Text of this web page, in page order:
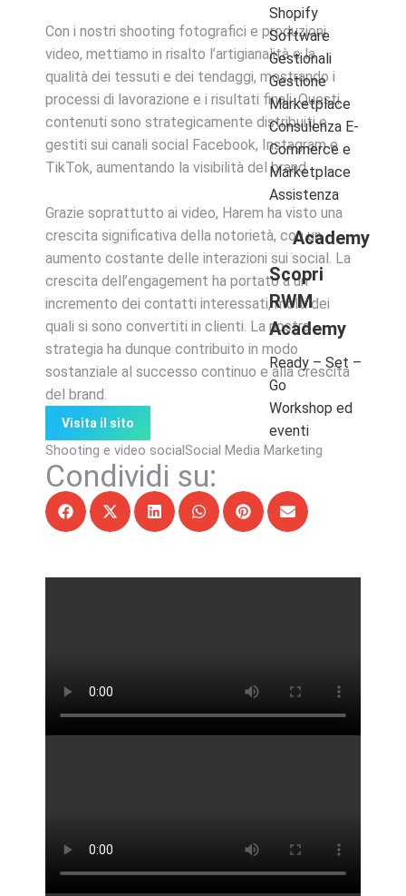
Shopify
Software
Gestionali
Gestione
Marketplace
Consulenza E-
Commerce e
Marketplace
Assistenza
Academy
Scopri
RWM
Academy
Ready – Set –
Go
Workshop ed
eventi
Con i nostri shooting fotografici e produzioni
video, mettiamo in risalto l’artigianalità e la
qualità dei tessuti e dei tendaggi, mostrando i
processi di lavorazione e i risultati finali. Questi
contenuti sono strategicamente distribuiti e
gestiti sui canali social Facebook, Instagram e
TikTok, aumentando la visibilità del brand.
Grazie soprattutto ai video, Harem ha visto una
crescita significativa della notorietà, con un
aumento costante delle interazioni sui social. La
crescita dell’engagement ha portato a un
incremento dei contatti interessati, molti dei
quali si sono convertiti in clienti. La nostra
strategia ha dunque contribuito in modo
sostanziale al successo continuo e alla crescita
del brand.
Visita il sito
Shooting e video socialSocial Media Marketing
Condividi su: